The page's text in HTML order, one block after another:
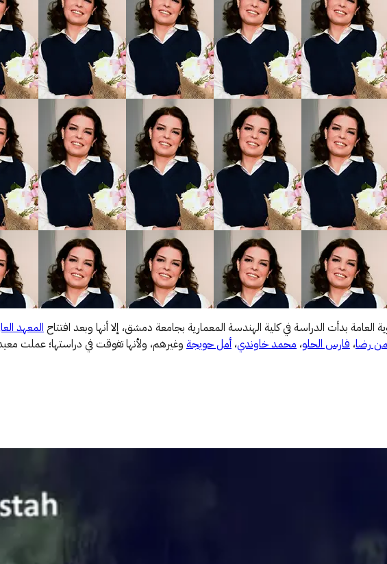
بدأت الدراسة في كلية الهندسة المعمارية بجامعة دمشق، إلا أنها وبعد افتتاحالمعهد
رضا، فارس الحلو، محمد خاوندي، أمل حويجة وغيرهم، ولأنها تفوقت في دراستها؛ عملت